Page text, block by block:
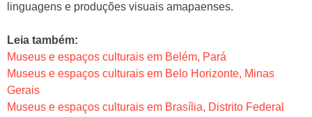
linguagens e produções visuais amapaenses.
Leia também:
Museus e espaços culturais em Belém, Pará
Museus e espaços culturais em Belo Horizonte, Minas
Gerais
Museus e espaços culturais em Brasília, Distrito Federal